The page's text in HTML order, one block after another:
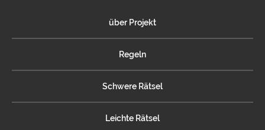
über Projekt
Regeln
Schwere Rätsel
Leichte Rätsel